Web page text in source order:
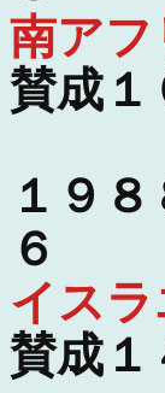
南ア
賛成
１９
６
イス
賛成